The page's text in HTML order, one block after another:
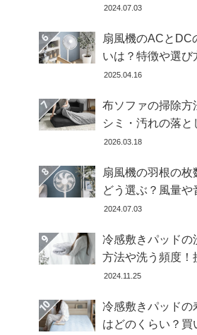
徴とメリット・デ
2024.07.03
扇風機のACとDC
いは？特徴や選び
どちらが良いかを
2025.04.16
布ソファの掃除方
シミ・汚れの落と
を解説【自分ででき
2026.03.18
扇風機の羽根の枚
どう選ぶ？風量や
違いとおすすめ商
2024.07.03
冷感敷きパッドの
方法や洗う頻度！
冷感の効果を下げ
ます
2024.11.25
冷感敷きパッドの
はどのくらい？買